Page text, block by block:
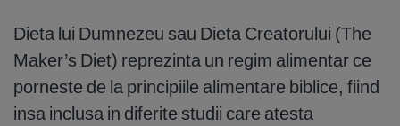
Dieta lui Dumnezeu sau Dieta Creatorului (The
Maker’s Diet) reprezinta un regim alimentar ce
porneste de la principiile alimentare biblice, fiind
insa inclusa in diferite studii care atesta